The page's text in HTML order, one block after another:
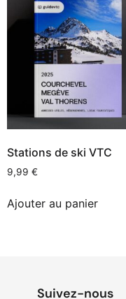
Stations de ski VTC
9,99 €
Ajouter au panier
Suivez-nous